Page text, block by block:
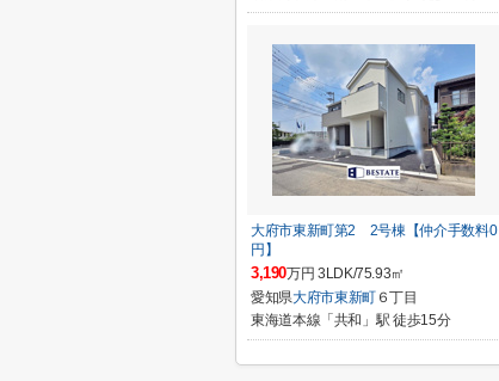
大府市東新町第2 2号棟【仲介手数料0
円】
3,190万円 3LDK/75.93㎡
愛知県大府市東新町６丁目
東海道本線「共和」駅 徒歩15分